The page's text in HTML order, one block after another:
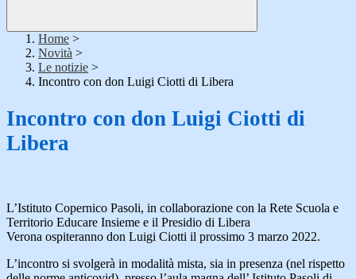
Home >
Novità >
Le notizie >
Incontro con don Luigi Ciotti di Libera
Incontro con don Luigi Ciotti di
Libera
L’Istituto Copernico Pasoli, in collaborazione con la Rete Scuola e
Territorio Educare Insieme e il Presidio di Libera
Verona ospiteranno don Luigi Ciotti il prossimo 3 marzo 2022.
L’incontro si svolgerà in modalità mista, sia in presenza (nel rispetto